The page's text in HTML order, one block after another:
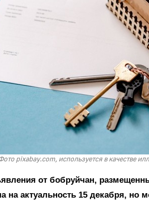
pixabay.com, используется в качестве
от бобруйчан,
на актуальность 15 декабря, но